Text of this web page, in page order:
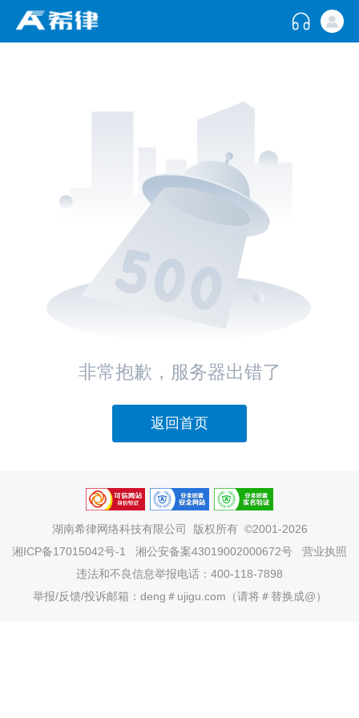
非常抱歉，服务器出错了
返回首页
湖南希律网络科技有限公司
版权所有 ©2001-2026
湘ICP备17015042号-1
湘公安备案43019002000672号
营业执照
违法和不良信息举报电话：400-118-7898
举报/反馈/投诉邮箱：deng＃ujigu.com（请将＃替换成@）